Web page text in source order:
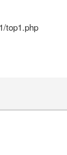
top1.php